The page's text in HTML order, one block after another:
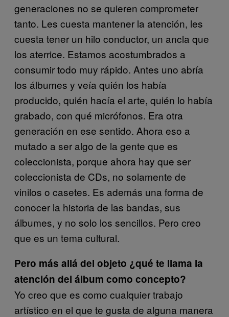
generaciones no se quieren comprometer
tanto. Les cuesta mantener la atención, les
cuesta tener un hilo conductor, un ancla que
los aterrice. Estamos acostumbrados a
consumir todo muy rápido. Antes uno abría
los álbumes y veía quién los había
producido, quién hacía el arte, quién lo había
grabado, con qué micrófonos. Era otra
generación en ese sentido. Ahora eso a
mutado a ser algo de la gente que es
coleccionista, porque ahora hay que ser
coleccionista de CDs, no solamente de
vinilos o casetes. Es además una forma de
conocer la historia de las bandas, sus
álbumes, y no solo los sencillos. Pero creo
que es un tema cultural.
Pero más allá del objeto ¿qué te llama la
atención del álbum como concepto?
Yo creo que es como cualquier trabajo
artístico en el que te gusta de alguna manera